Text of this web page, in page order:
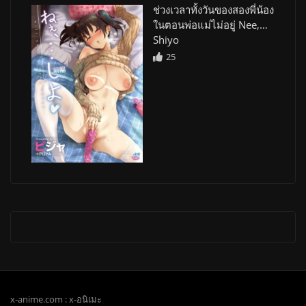
ช่วงเวลาทั้งวันของสองพี่น้อง
ในตอนพ่อแม่ไม่อยู่ Nee,…
Shiyo
25
x-anime.com : x-อนิเมะ